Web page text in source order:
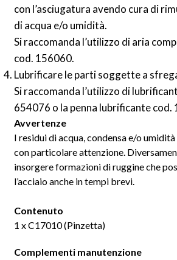
con l’asciugatura avendo cura di
di acqua e/o umidità.
Si raccomanda l’utilizzo di aria
cod. 156060.
Lubrificare le parti soggette a
Si raccomanda l’utilizzo di
654076 o la penna lubrificante cod.
Avvertenze
I residui di acqua, condensa e/o
con particolare attenzione.
insorgere formazioni di ruggine che
l’acciaio anche in tempi brevi.
Contenuto
1 x C17010 (Pinzetta)
Complementi manutenzione